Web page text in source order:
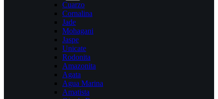
Cuarzo
Cornalina
Jade
Mohagani
Jaspe
Unicate
Rodonita
Amazonita
Agata
Agua Marina
Amatista